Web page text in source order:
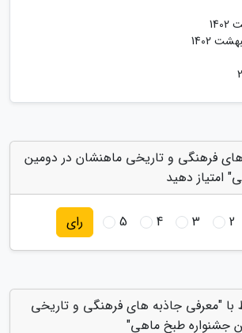
فرهنگی و تاریخی ماهنشان در دومین
امتیاز دهید
2
3
4
5 رای
با "معرفی جاذبه های فرهنگی و تاریخی
جشنواره طبخ ماهی"